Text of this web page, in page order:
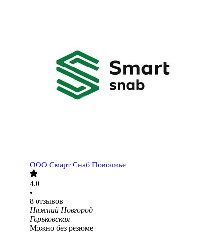
ООО Смарт Снаб Поволжье
4.0
•
8 отзывов
Нижний Новгород
Горьковская
Можно без резюме